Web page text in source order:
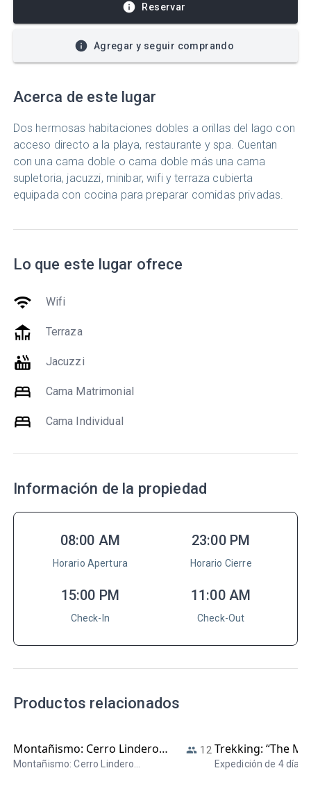
Reservar
Agregar y seguir comprando
Acerca de este lugar
Dos hermosas habitaciones dobles a orillas del lago con
acceso directo a la playa, restaurante y spa. Cuentan
con una cama doble o cama doble más una cama
supletoria, jacuzzi, minibar, wifi y terraza cubierta
equipada con cocina para preparar comidas privadas.
Lo que este lugar ofrece
wifi Wifi
deck Terraza
hot_tub Jacuzzi
bed Cama Matrimonial
bed Cama Individual
Información de la propiedad
08:00 AM
Horario Apertura
23:00 PM
Horario Cierre
15:00 PM
Check-In
11:00 AM
Check-Out
Productos relacionados
Montañismo: Cerro Lindero
Magallanes
Montañismo: Cerro Lindero
12 Trekking: “The
Adventure” -
Expedición de 4 días